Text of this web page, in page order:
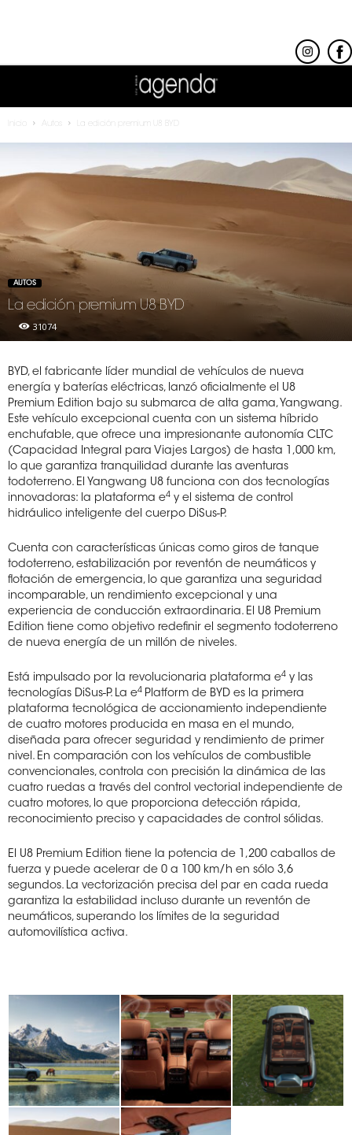
Autos La edición premium U8 BYD
AUTOS
La edición premium U8 BYD
31074
BYD, el fabricante líder mundial de vehículos de nueva
energía y baterías eléctricas, lanzó oficialmente el U8
Premium Edition bajo su submarca de alta gama, Yangwang.
Este vehículo excepcional cuenta con un sistema híbrido
enchufable, que ofrece una impresionante autonomía CLTC
(Capacidad Integral para Viajes Largos) de hasta 1,000 km,
lo que garantiza tranquilidad durante las aventuras
todoterreno. El Yangwang U8 funciona con dos tecnologías
innovadoras: la plataforma e4 y el sistema de control
hidráulico inteligente del cuerpo DiSus-P.
Cuenta con características únicas como giros de tanque
todoterreno, estabilización por reventón de neumáticos y
flotación de emergencia, lo que garantiza una seguridad
incomparable, un rendimiento excepcional y una
experiencia de conducción extraordinaria. El U8 Premium
Edition tiene como objetivo redefinir el segmento todoterreno
de nueva energía de un millón de niveles.
Está impulsado por la revolucionaria plataforma e4 y las
tecnologías DiSus-P. La e4 Platform de BYD es la primera
plataforma tecnológica de accionamiento independiente
de cuatro motores producida en masa en el mundo,
diseñada para ofrecer seguridad y rendimiento de primer
nivel. En comparación con los vehículos de combustible
convencionales, controla con precisión la dinámica de las
cuatro ruedas a través del control vectorial independiente de
cuatro motores, lo que proporciona detección rápida,
reconocimiento preciso y capacidades de control sólidas.
El U8 Premium Edition tiene la potencia de 1,200 caballos de
fuerza y ​​puede acelerar de 0 a 100 km/h en sólo 3,6
segundos. La vectorización precisa del par en cada rueda
garantiza la estabilidad incluso durante un reventón de
neumáticos, superando los límites de la seguridad
automovilística activa.